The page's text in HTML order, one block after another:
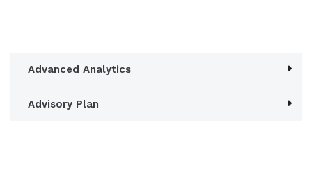
Advanced Analytics
Advisory Plan